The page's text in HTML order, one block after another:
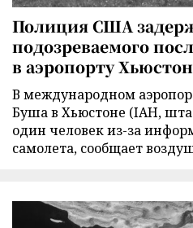
Полиция США
подозреваемого
в аэропорту
В международном
Буша в Хьюстоне (IAH,
один человек из-за
самолета, сообщает